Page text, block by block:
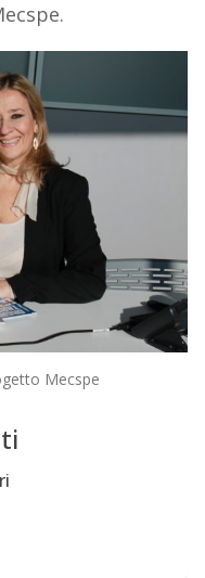
Mecspe